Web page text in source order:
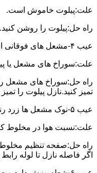
علت:پیلوت خاموش است.
راه حل:پیلوت را روشن کنید.
عیب ۴-مشعل های فوقانی اجاق روشن نمی شود
علت:سوراخ های مشعل یا
راه حل:سوراخ های مشعل
تمیز کنید.نازل پیلوت را
عیب ۵-نوک مشعل ها زرد رنگ می سوزد.
علت:نسبت هوا در مخلوط
راه حل:صفحه تنظیم مخلوط
اگر فاصله نازل تا لوله